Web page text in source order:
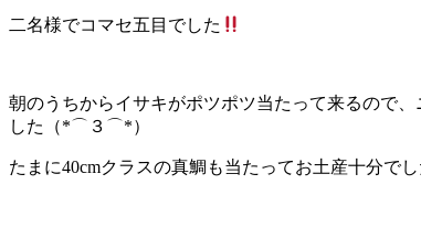
二名様でコマセ五目でした
朝のうちからイサキがポツポツ当たって来るので
した（*⌒３⌒*）
たまに40cmクラスの真鯛も当たってお土産十分で